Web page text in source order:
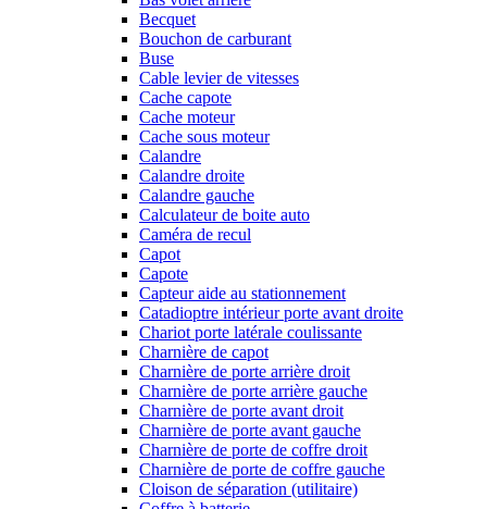
Becquet
Bouchon de carburant
Buse
Cable levier de vitesses
Cache capote
Cache moteur
Cache sous moteur
Calandre
Calandre droite
Calandre gauche
Calculateur de boite auto
Caméra de recul
Capot
Capote
Capteur aide au stationnement
Catadioptre intérieur porte avant droite
Chariot porte latérale coulissante
Charnière de capot
Charnière de porte arrière droit
Charnière de porte arrière gauche
Charnière de porte avant droit
Charnière de porte avant gauche
Charnière de porte de coffre droit
Charnière de porte de coffre gauche
Cloison de séparation (utilitaire)